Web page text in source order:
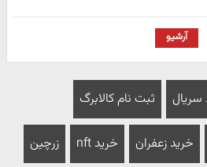
آرشیو
سریال ثبت نام کالابرگ
خرید زعفران خرید nft زرچین